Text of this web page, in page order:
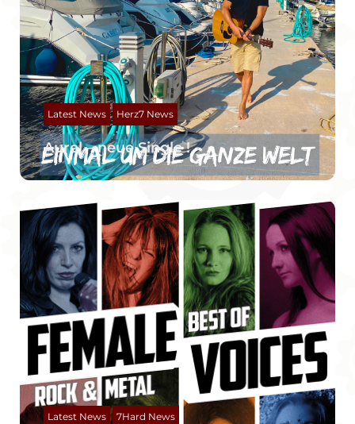
Latest News Herz7 News
Aurel – neue Single !
Latest News 7Hard News